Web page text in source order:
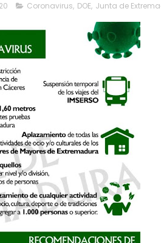
Coronavirus, DOE, Junta de